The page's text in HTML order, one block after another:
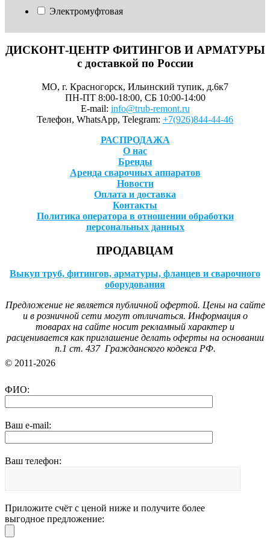
Электромуфтовая
ДИСКОНТ-ЦЕНТР ФИТИНГОВ И АРМАТУРЫ
с доставкой по России
МО, г. Красногорск, Ильинский тупик, д.6к7
ПН-ПТ 8:00-18:00, СБ 10:00-14:00
E-mail: info@trub-remont.ru
Телефон, WhatsApp, Telegram: +7(926)844-44-46
РАСПРОДАЖА
О нас
Бренды
Аренда сварочных аппаратов
Новости
Оплата и доставка
Контакты
Политика оператора в отношении обработки
персональных данных
ПРОДАВЦАМ
Выкуп труб, фитингов, арматуры, фланцев и сварочного
оборудования
Предложение не является публичной офертой. Цены на сайте
и в розничной сети могут отличаться. Информация о
товарах на сайте носит рекламный характер и
расценивается как приглашение делать оферты на основании
п.1 ст. 437 Гражданского кодекса РФ.
© 2011-2026
ФИО:
Ваш e-mail:
Ваш телефон:
Приложите счёт с ценой ниже и получите более
выгодное предложение: